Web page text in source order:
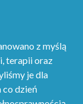
z myślą
terapii oraz
je dla
co dzień